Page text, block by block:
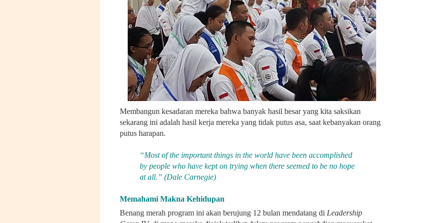
Membangun kesadaran mereka bahwa banyak hasil besar yang kita saksikan
sekarang ini adalah hasil kerja mereka yang tidak putus asa, saat kebanyakan orang
putus harapan.
“Most of the important things in the world have been accomplished
by people who have kept on trying when there seemed to be no hope
at all.” (Dale Carnegie)
Memahami Makna Kehidupan
Benang merah program ini akan berujung 12 bulan mendatang di Leadership